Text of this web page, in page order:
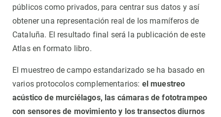
públicos como privados, para centrar sus datos y así
obtener una representación real de los mamíferos de
Cataluña. El resultado final será la publicación de este
Atlas en formato libro.
El muestreo de campo estandarizado se ha basado en
varios protocolos complementarios: el muestreo
acústico de murciélagos, las cámaras de fototrampeo
con sensores de movimiento y los transectos diurnos